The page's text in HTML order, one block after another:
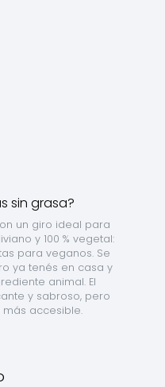
un giro ideal para
y 100 % vegetal:
para veganos. Se
ya tenés en casa y
animal. El
y sabroso, pero
más accesible.